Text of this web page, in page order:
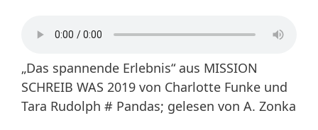
„Das spannende Erlebnis“ aus MISSION
SCHREIB WAS 2019 von Charlotte Funke und
Tara Rudolph # Pandas; gelesen von A. Zonka